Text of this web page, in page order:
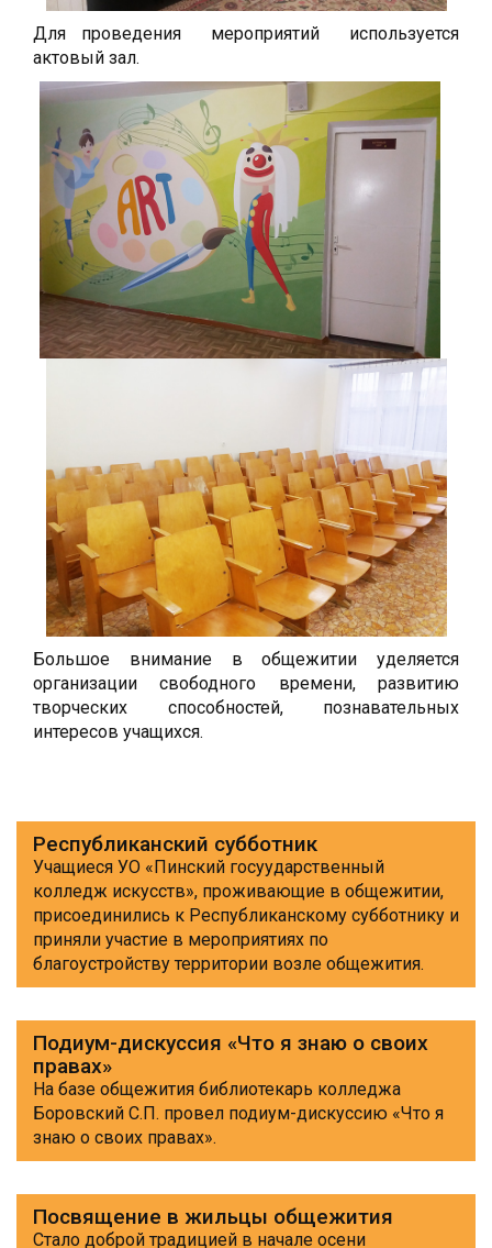
Для проведения мероприятий используется
актовый зал.
Большое внимание в общежитии уделяется
организации свободного времени, развитию
творческих способностей, познавательных
интересов учащихся.
Республиканский субботник
Учащиеся УО «Пинский госуударственный
колледж искусств», проживающие в общежитии,
присоединились к Республиканскому субботнику и
приняли участие в мероприятиях по
благоустройству территории возле общежития.
Подиум-дискуссия «Что я знаю о своих
правах»
На базе общежития библиотекарь колледжа
Боровский С.П. провел подиум-дискуссию «Что я
знаю о своих правах».
Посвящение в жильцы общежития
Стало доброй традицией в начале осени